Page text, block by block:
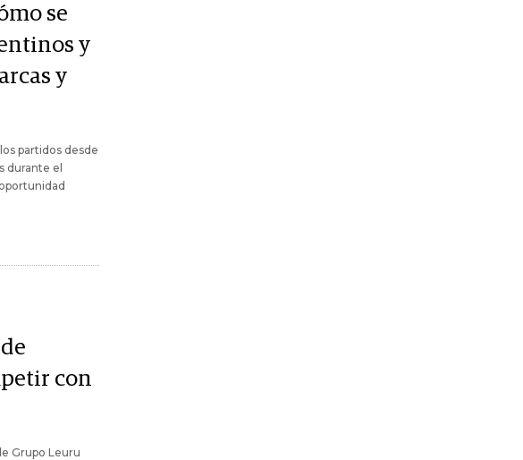
se
y
y
partidos desde
durante el
con
Grupo Leuru